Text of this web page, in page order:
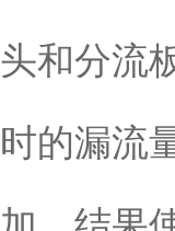
头和分流
时的漏流